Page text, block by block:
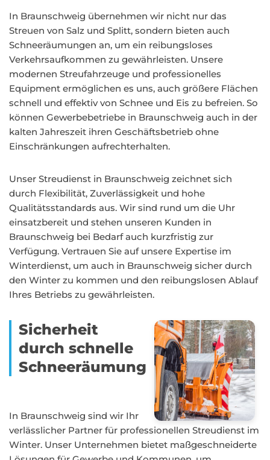
In Braunschweig übernehmen wir nicht nur das
Streuen von Salz und Splitt, sondern bieten auch
Schneeräumungen an, um ein reibungsloses
Verkehrsaufkommen zu gewährleisten. Unsere
modernen Streufahrzeuge und professionelles
Equipment ermöglichen es uns, auch größere Flächen
schnell und effektiv von Schnee und Eis zu befreien. So
können Gewerbebetriebe in Braunschweig auch in der
kalten Jahreszeit ihren Geschäftsbetrieb ohne
Einschränkungen aufrechterhalten.
Unser Streudienst in Braunschweig zeichnet sich
durch Flexibilität, Zuverlässigkeit und hohe
Qualitätsstandards aus. Wir sind rund um die Uhr
einsatzbereit und stehen unseren Kunden in
Braunschweig bei Bedarf auch kurzfristig zur
Verfügung. Vertrauen Sie auf unsere Expertise im
Winterdienst, um auch in Braunschweig sicher durch
den Winter zu kommen und den reibungslosen Ablauf
Ihres Betriebs zu gewährleisten.
Sicherheit
durch schnelle
Schneeräumung
In Braunschweig sind wir Ihr
verlässlicher Partner für professionellen Streudienst im
Winter. Unser Unternehmen bietet maßgeschneiderte